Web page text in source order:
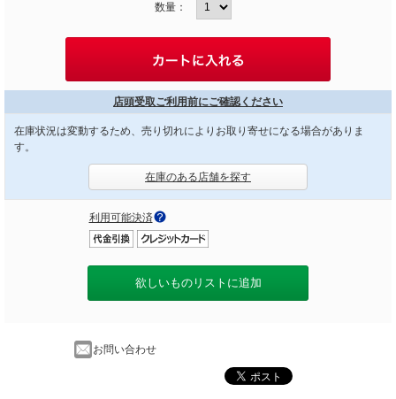
数量：
店頭受取ご利用前にご確認ください
在庫状況は変動するため、売り切れによりお取り寄せになる場合がありま
す。
在庫のある店舗を探す
利用可能決済
欲しいものリストに追加
お問い合わせ